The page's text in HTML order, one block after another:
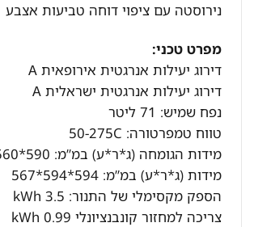
נירוסטה עם ציפוי דוחה טביעות אצבע
מפרט טכני:
דירוג יעילות אנרגטית אירופאית A
דירוג יעילות אנרגטית ישראלית A
נפח שמיש: 71 ליטר
טווח טמפרטורה: 50-275C
מידות הגומחה (ג*ר*ע) במ”מ: 590*560*550
מידות (ג*ר*ע) במ”מ: 594*594*567
הספק מקסימלי של התנור: 3.5 kWh
צריכה למחזור קונבנציונלי 0.99 kWh